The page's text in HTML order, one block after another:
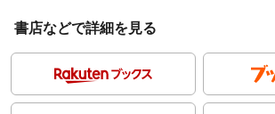
書店などで詳細を見る